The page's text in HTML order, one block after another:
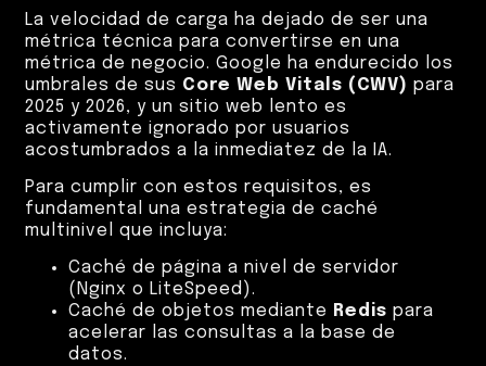
La velocidad de carga ha dejado de ser una
métrica técnica para convertirse en una
métrica de negocio. Google ha endurecido los
umbrales de sus Core Web Vitals (CWV) para
2025 y 2026, y un sitio web lento es
activamente ignorado por usuarios
acostumbrados a la inmediatez de la IA.
Para cumplir con estos requisitos, es
fundamental una estrategia de caché
multinivel que incluya:
Caché de página a nivel de servidor
(Nginx o LiteSpeed).
Caché de objetos mediante Redis para
acelerar las consultas a la base de
datos.